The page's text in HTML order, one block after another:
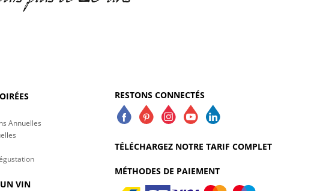
Annuelles
VIN
RESTONS CONNECTÉS
TÉLÉCHARGEZ NOTRE TARIF COMPLET
MÉTHODES DE PAIEMENT